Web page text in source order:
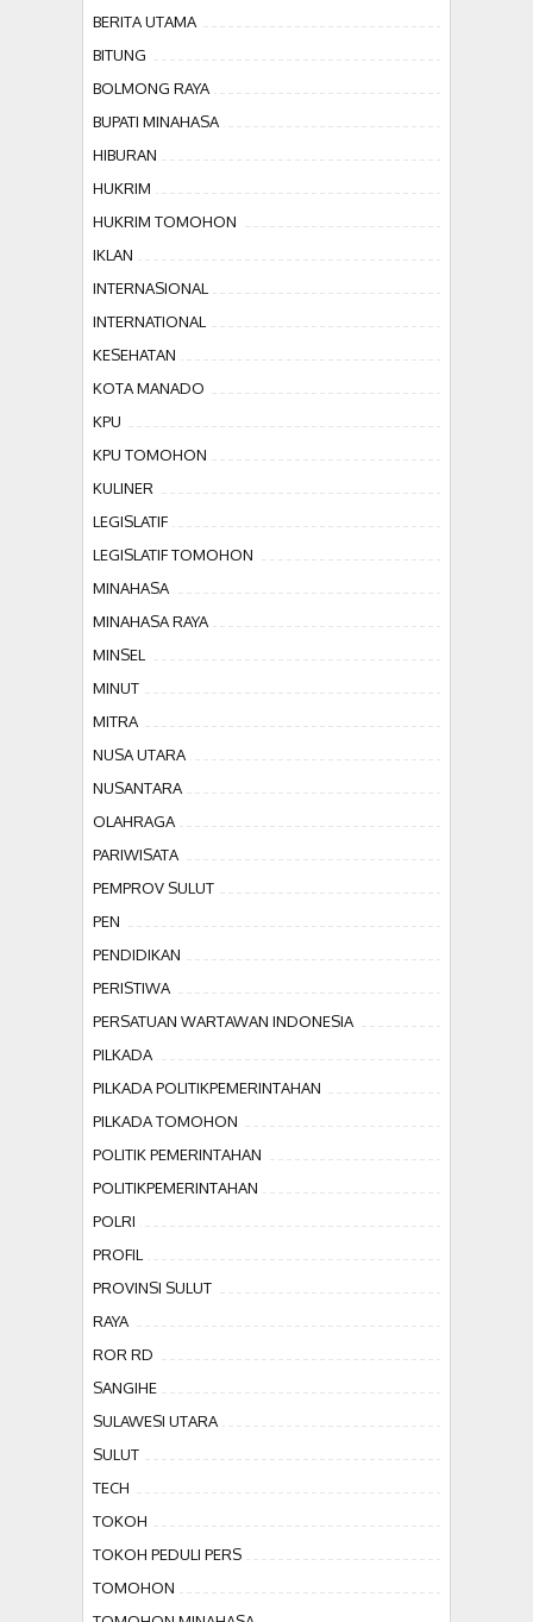
BERITA UTAMA
BITUNG
BOLMONG RAYA
BUPATI MINAHASA
HIBURAN
HUKRIM
HUKRIM TOMOHON
IKLAN
INTERNASIONAL
INTERNATIONAL
KESEHATAN
KOTA MANADO
KPU
KPU TOMOHON
KULINER
LEGISLATIF
LEGISLATIF TOMOHON
MINAHASA
MINAHASA RAYA
MINSEL
MINUT
MITRA
NUSA UTARA
NUSANTARA
OLAHRAGA
PARIWISATA
PEMPROV SULUT
PEN
PENDIDIKAN
PERISTIWA
PERSATUAN WARTAWAN INDONESIA
PILKADA
PILKADA POLITIKPEMERINTAHAN
PILKADA TOMOHON
POLITIK PEMERINTAHAN
POLITIKPEMERINTAHAN
POLRI
PROFIL
PROVINSI SULUT
RAYA
ROR RD
SANGIHE
SULAWESI UTARA
SULUT
TECH
TOKOH
TOKOH PEDULI PERS
TOMOHON